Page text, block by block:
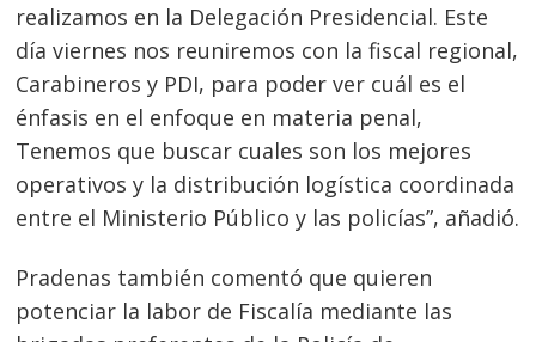
realizamos en la Delegación Presidencial. Este
día viernes nos reuniremos con la fiscal regional,
Carabineros y PDI, para poder ver cuál es el
énfasis en el enfoque en materia penal,
Tenemos que buscar cuales son los mejores
operativos y la distribución logística coordinada
entre el Ministerio Público y las policías”, añadió.
Pradenas también comentó que quieren
potenciar la labor de Fiscalía mediante las